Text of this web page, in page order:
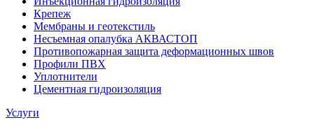
Крепеж
Мембраны и геотекстиль
Несъемная опалубка АКВАСТОП
Противопожарная защита деформационных швов
Профили ПВХ
Уплотнители
Цементная гидроизоляция
Услуги